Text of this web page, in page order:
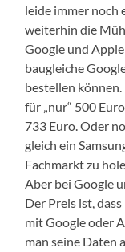
leide immer noch
weiterhin die
Google und
baugleiche
bestellen
für „nur“ 500
733 Euro. Oder
gleich ein
Fachmarkt zu
Aber bei Google
Der Preis ist,
mit Google oder
man seine Daten